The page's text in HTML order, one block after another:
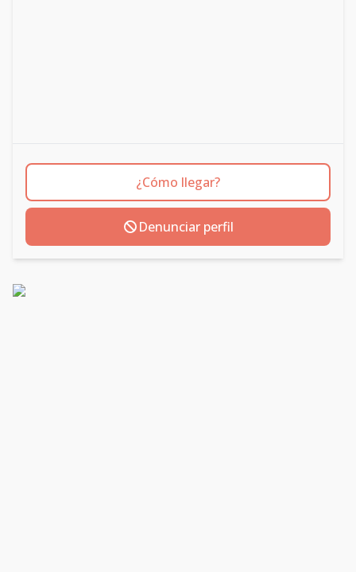
¿Cómo llegar?
Denunciar perfil